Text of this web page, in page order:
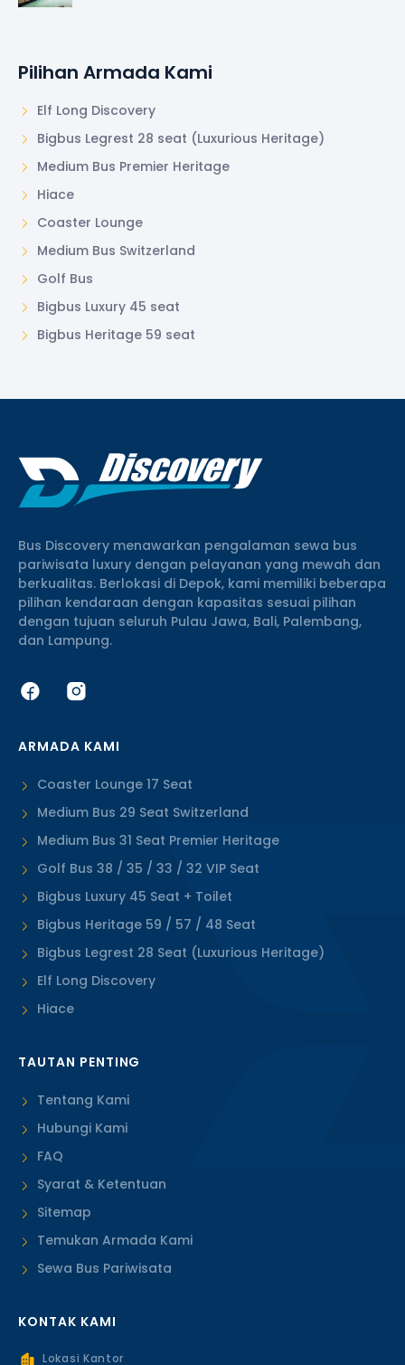
Pilihan Armada Kami
Elf Long Discovery
Bigbus Legrest 28 seat (Luxurious Heritage)
Medium Bus Premier Heritage
Hiace
Coaster Lounge
Medium Bus Switzerland
Golf Bus
Bigbus Luxury 45 seat
Bigbus Heritage 59 seat
Bus Discovery menawarkan pengalaman sewa bus
pariwisata luxury dengan pelayanan yang mewah dan
berkualitas. Berlokasi di Depok, kami memiliki beberapa
pilihan kendaraan dengan kapasitas sesuai pilihan
dengan tujuan seluruh Pulau Jawa, Bali, Palembang,
dan Lampung.
ARMADA KAMI
Coaster Lounge 17 Seat
Medium Bus 29 Seat Switzerland
Medium Bus 31 Seat Premier Heritage
Golf Bus 38 / 35 / 33 / 32 VIP Seat
Bigbus Luxury 45 Seat + Toilet
Bigbus Heritage 59 / 57 / 48 Seat
Bigbus Legrest 28 Seat (Luxurious Heritage)
Elf Long Discovery
Hiace
TAUTAN PENTING
Tentang Kami
Hubungi Kami
FAQ
Syarat & Ketentuan
Sitemap
Temukan Armada Kami
Sewa Bus Pariwisata
KONTAK KAMI
Lokasi Kantor